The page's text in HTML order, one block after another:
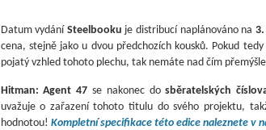
Datum vydání Steelbooku je distribucí naplánováno na
cena, stejně jako u dvou předchozích kousků. Pokud
pojatý vzhled tohoto plechu, tak nemáte nad čím
Hitman: Agent 47 se nakonec dosběratelských
uvažuje o zařazení tohoto titulu do svého projektu,
hodnotou! Kompletní specifikace této edice naleznete v